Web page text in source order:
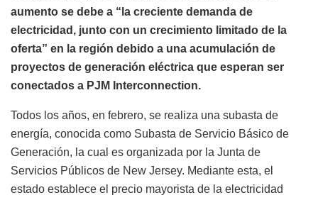
aumento se debe a “la creciente demanda de
electricidad, junto con un crecimiento limitado de la
oferta” en la región debido a una acumulación de
proyectos de generación eléctrica que esperan ser
conectados a PJM Interconnection.
Todos los años, en febrero, se realiza una subasta de
energía, conocida como Subasta de Servicio Básico de
Generación, la cual es organizada por la Junta de
Servicios Públicos de New Jersey. Mediante esta, el
estado establece el precio mayorista de la electricidad